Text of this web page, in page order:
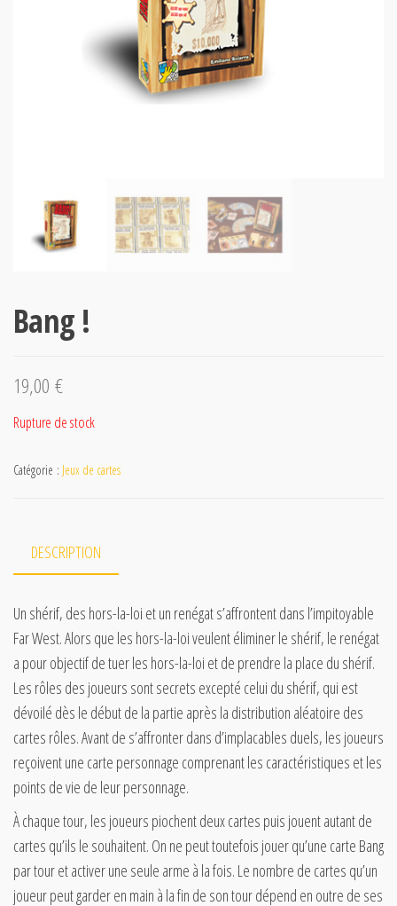
Bang !
19,00 €
Rupture de stock
Catégorie : Jeux de cartes
DESCRIPTION
Un shérif, des hors-la-loi et un renégat s’affrontent dans l’impitoyable
Far West. Alors que les hors-la-loi veulent éliminer le shérif, le renégat
a pour objectif de tuer les hors-la-loi et de prendre la place du shérif.
Les rôles des joueurs sont secrets excepté celui du shérif, qui est
dévoilé dès le début de la partie après la distribution aléatoire des
cartes rôles. Avant de s’affronter dans d’implacables duels, les joueurs
reçoivent une carte personnage comprenant les caractéristiques et les
points de vie de leur personnage.
À chaque tour, les joueurs piochent deux cartes puis jouent autant de
cartes qu’ils le souhaitent. On ne peut toutefois jouer qu’une carte Bang
par tour et activer une seule arme à la fois. Le nombre de cartes qu’un
joueur peut garder en main à la fin de son tour dépend en outre de ses